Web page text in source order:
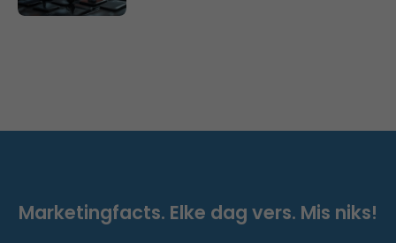
Marketingfacts. Elke dag vers. Mis niks!